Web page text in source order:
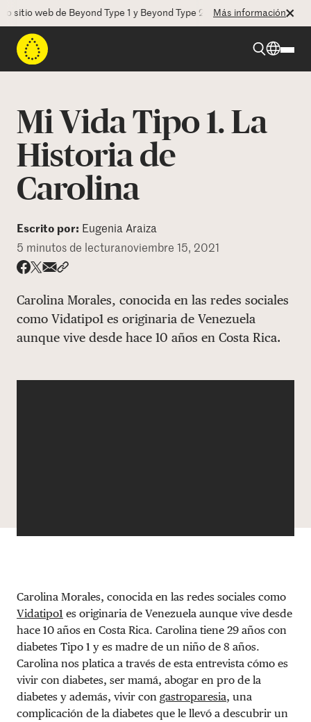
web de Beyond Type 1 y Beyond Type 2! La CEO Deborah Dugan
Más información
Recursos
Programas
Quienes somos
DONAR
Mi Vida Tipo 1. La
Historia de
Carolina
Escrito por: Eugenia Araiza
5 minutos de lecturanoviembre 15, 2021
Carolina Morales, conocida en las redes sociales
como Vidatipo1 es originaria de Venezuela
aunque vive desde hace 10 años en Costa Rica.
Carolina Morales, conocida en las redes sociales como
Vidatipo1 es originaria de Venezuela aunque vive desde
hace 10 años en Costa Rica. Carolina tiene 29 años con
diabetes Tipo 1 y es madre de un niño de 8 años.
Carolina nos platica a través de esta entrevista cómo es
vivir con diabetes, ser mamá, abogar en pro de la
diabetes y además, vivir con gastroparesia, una
complicación de la diabetes que le llevó a descubrir un